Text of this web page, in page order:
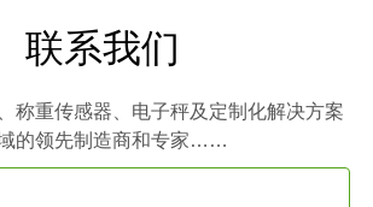
联系我们
称重传感器、电子秤及定制化解决方案
的领先制造商和专家……